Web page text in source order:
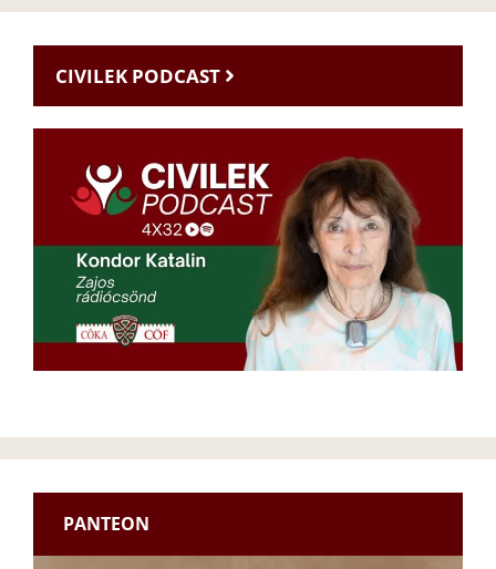
CIVILEK PODCAST
PANTEON